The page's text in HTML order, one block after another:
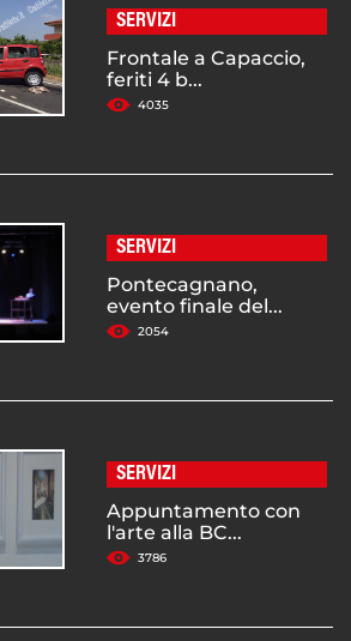
SERVIZI
Frontale a Capaccio,
feriti 4 b...
4035
SERVIZI
Pontecagnano,
evento finale del...
2054
SERVIZI
Appuntamento con
l'arte alla BC...
3786